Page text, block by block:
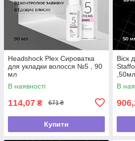
Headshock Plex Сироватка
для укладки волосся №5 , 90
мл
В наявності
114,07 ₴ 671 ₴
Купити
Віск
,50мл
В